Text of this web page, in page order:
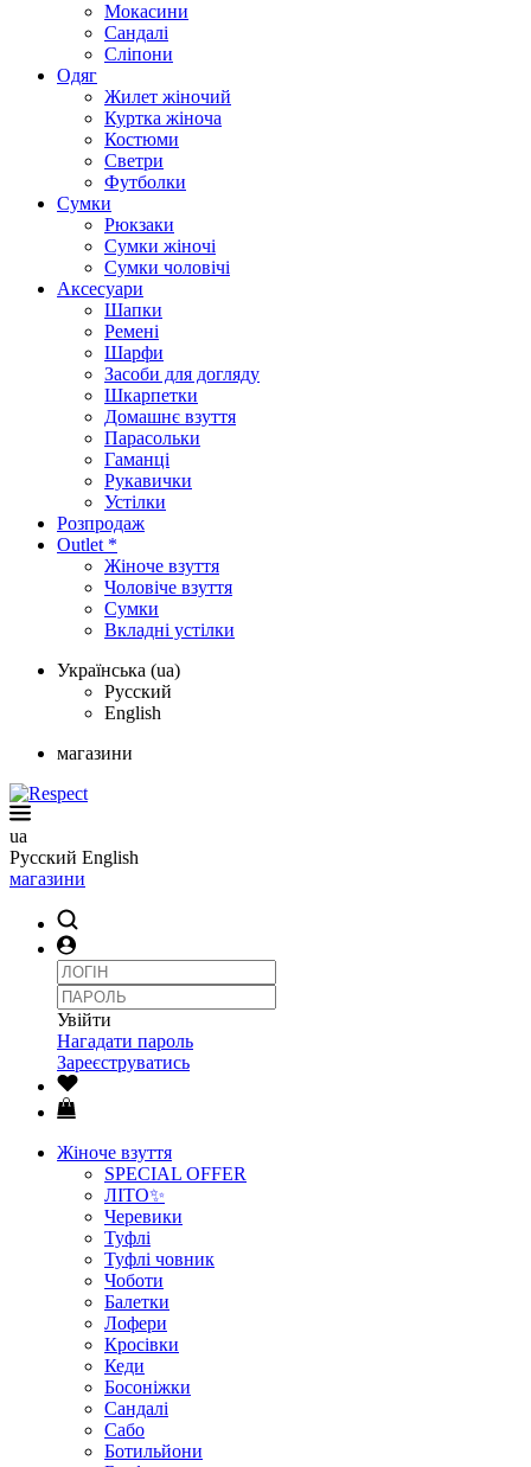
Мокасини
Сандалі
Сліпони
Одяг
Жилет жіночий
Куртка жіноча
Костюми
Светри
Футболки
Сумки
Рюкзаки
Сумки жіночі
Сумки чоловічі
Аксеcуари
Шапки
Ремені
Шарфи
Засоби для догляду
Шкарпетки
Домашнє взуття
Парасольки
Гаманці
Рукавички
Устілки
Розпродаж
Outlet *
Жіноче взуття
Чоловіче взуття
Сумки
Вкладні устілки
Українська (ua)
Русский
English
магазини
ua
Русский English
магазини
Увійти
Нагадати пароль
Зареєструватись
Жіноче взуття
SPECIAL OFFER
ЛІТО✨
Черевики
Туфлі
Туфлі човник
Чоботи
Балетки
Лофери
Кросівки
Кеди
Босоніжки
Сандалі
Сабо
Ботильйони